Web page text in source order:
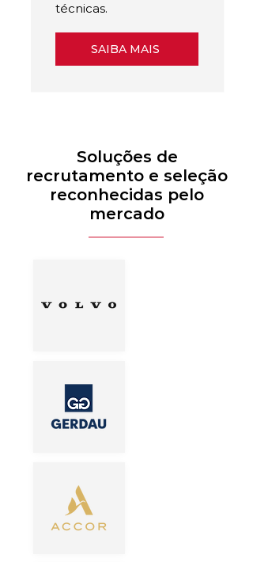
técnicas.
SAIBA MAIS
Soluções de
recrutamento e seleção
reconhecidas pelo
mercado